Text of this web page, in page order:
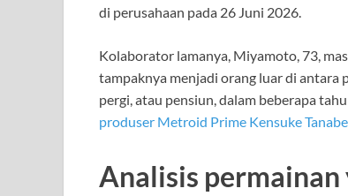
di perusahaan pada 26 Juni 2026.
Kolaborator lamanya, Miyamoto, 73,
tampaknya menjadi orang luar di antara
pergi, atau pensiun, dalam beberapa
produser Metroid Prime Kensuke Tanabe
Analisis